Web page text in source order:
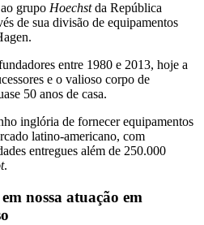
ao grupo Hoechstda República
de sua divisão de equipamentos
entre 1980 e 2013, hoje a
e o valioso corpo de
50 anos de casa.
inglória de fornecer equipamentos
latino-americano, com
entregues além de 250.000
.
nossa atuação em